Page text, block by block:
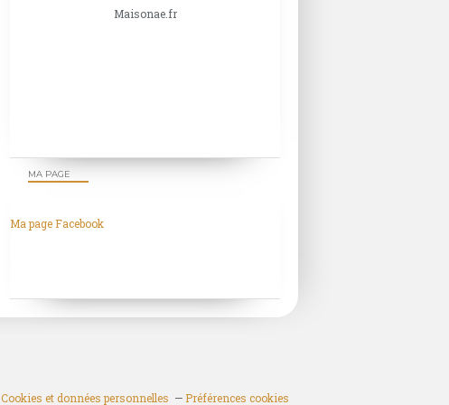
Maisonae.fr
MA PAGE
Ma page Facebook
Cookies et données personnelles Préférences cookies